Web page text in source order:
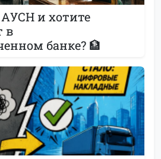
АУСН и хотите
в
банке? 🏦